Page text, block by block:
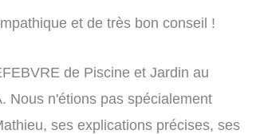
et de très bon conseil !
de Piscine et Jardin au
Nous n'étions pas spécialement
ses explications précises, ses